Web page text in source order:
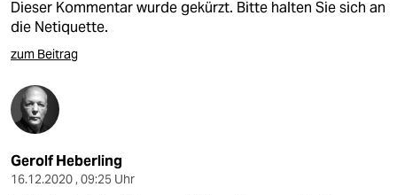
Dieser Kommentar wurde gekürzt. Bitte halten Sie sich an
die Netiquette.
zum Beitrag
Gerolf Heberling
16.12.2020 , 09:25 Uhr